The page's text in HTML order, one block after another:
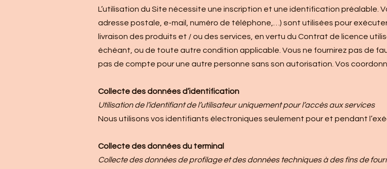
L’utilisation du Site nécessite une inscription et une identification préalable.
adresse postale, e-mail, numéro de téléphone,…) sont utilisées pour
livraison des produits et / ou des services, en vertu du Contrat de licence
échéant, ou de toute autre condition applicable. Vous ne fournirez pas de
pas de compte pour une autre personne sans son autorisation. Vos
Collecte des données d’identification
Utilisation de l’identifiant de l’utilisateur uniquement pour l’accès aux services
Nous utilisons vos identifiants électroniques seulement pour et pendant
Collecte des données du terminal
Collecte des données de profilage et des données techniques à des fins de